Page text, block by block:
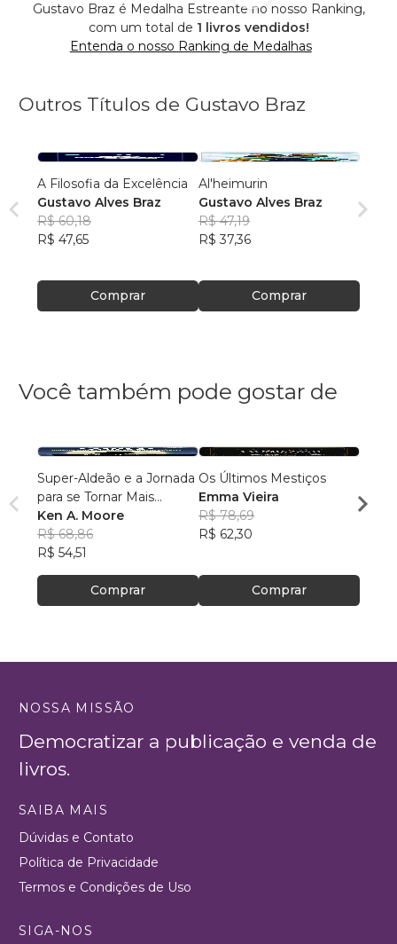
Gustavo Braz é Medalha Estreante no nosso Ranking,
com um total de 1 livros vendidos!
Entenda o nosso Ranking de Medalhas
Outros Títulos de Gustavo Braz
A Filosofia da Excelência
Gustavo Alves Braz
R$ 60,18
R$ 47,65
Comprar
Al'heimurin
Gustavo Alves Braz
R$ 47,19
R$ 37,36
Comprar
Você também pode gostar de
Super-Aldeão e a Jornada
para se Tornar Mais
Interessante!
Ken A. Moore
R$ 68,86
R$ 54,51
Comprar
Os Últimos Mestiços
Emma Vieira
R$ 78,69
R$ 62,30
Comprar
NOSSA MISSÃO
Democratizar a publicação e venda de
livros.
SAIBA MAIS
Dúvidas e Contato
Política de Privacidade
Termos e Condições de Uso
SIGA-NOS